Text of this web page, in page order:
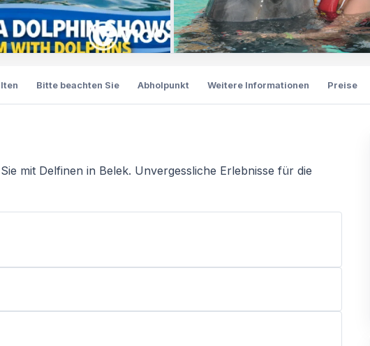
Bitte beachten Sie Abholpunkt Weitere Informationen Preise
mit Delfinen in Belek. Unvergessliche Erlebnisse für die